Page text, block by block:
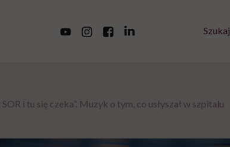
Szukaj
i tu się czeka”. Muzyk o tym, co usłyszał w szpitalu